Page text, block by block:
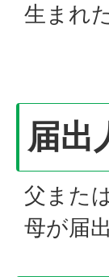
生まれ
届出
父また
母が届